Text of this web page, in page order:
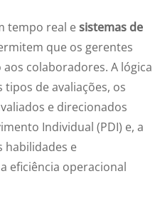
tempo real esistemas de
que os gerentes
colaboradores. A lógica
de avaliações, os
e direcionados
Individual (PDI) e, a
habilidades e
eficiência operacional